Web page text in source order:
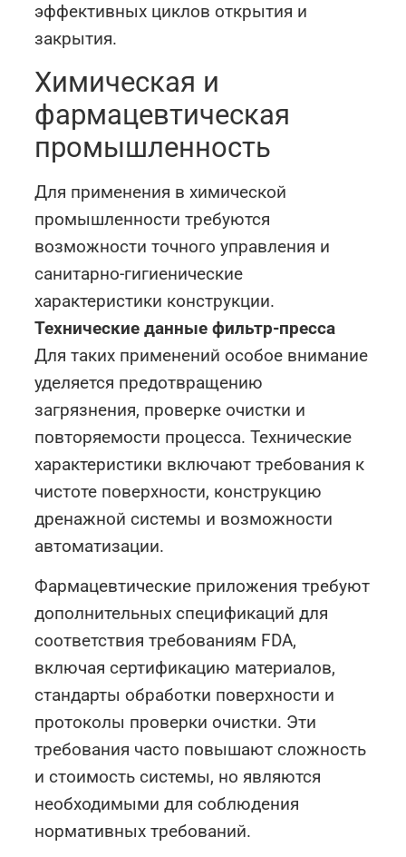
эффективных циклов открытия и
закрытия.
Химическая и
фармацевтическая
промышленность
Для применения в химической
промышленности требуются
возможности точного управления и
санитарно-гигиенические
характеристики конструкции.
Технические данные фильтр-пресса
Для таких применений особое внимание
уделяется предотвращению
загрязнения, проверке очистки и
повторяемости процесса. Технические
характеристики включают требования к
чистоте поверхности, конструкцию
дренажной системы и возможности
автоматизации.
Фармацевтические приложения требуют
дополнительных спецификаций для
соответствия требованиям FDA,
включая сертификацию материалов,
стандарты обработки поверхности и
протоколы проверки очистки. Эти
требования часто повышают сложность
и стоимость системы, но являются
необходимыми для соблюдения
нормативных требований.